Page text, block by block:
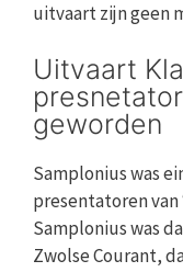
uitvaart zijn geen
Uitvaart
geworden
Samplonius was
presentatoren van
Samplonius was
Zwolse Courant,